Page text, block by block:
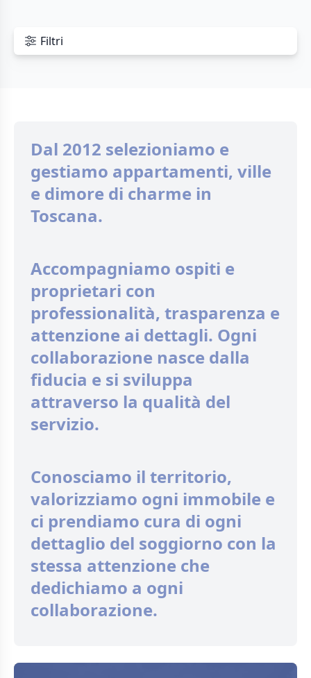
Filtri
Dal 2012 selezioniamo e
gestiamo appartamenti, ville
e dimore di charme in
Toscana.
Accompagniamo ospiti e
proprietari con
professionalità, trasparenza e
attenzione ai dettagli. Ogni
collaborazione nasce dalla
fiducia e si sviluppa
attraverso la qualità del
servizio.
Conosciamo il territorio,
valorizziamo ogni immobile e
ci prendiamo cura di ogni
dettaglio del soggiorno con la
stessa attenzione che
dedichiamo a ogni
collaborazione.